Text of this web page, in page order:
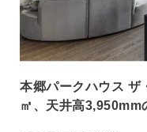
本郷パークハウス
㎡、天井高3,950mm